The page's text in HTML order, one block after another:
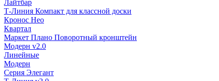
Лайтбар
Т-Линия Компакт для классной доски
Кронос Нео
Квартал
Маркет Плано Поворотный кронштейн
Модерн v2.0
Линейные
Модерн
Серия Элегант